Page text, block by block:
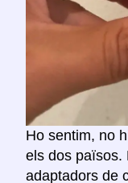
Ho sentim, no
els dos països.
adaptadors de